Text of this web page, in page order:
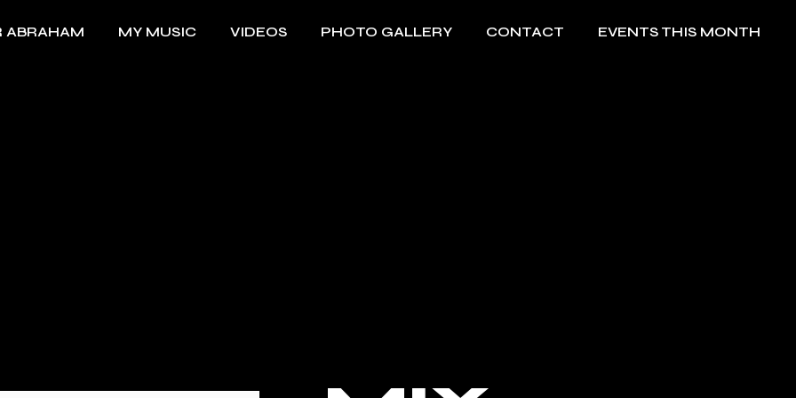
ABRAHAM MY MUSIC VIDEOS PHOTO GALLERY CONTACT EVENTS THIS MONTH